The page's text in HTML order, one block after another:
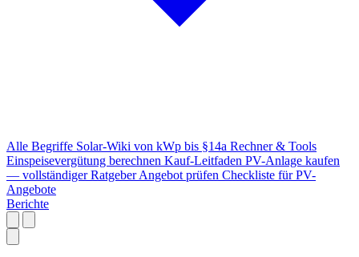
Alle Begriffe Solar-Wiki von kWp bis §14a Rechner & Tools
Einspeisevergütung berechnen Kauf-Leitfaden PV-Anlage kaufen
— vollständiger Ratgeber Angebot prüfen Checkliste für PV-
Angebote
Berichte